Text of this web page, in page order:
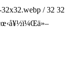
32x32.webp /32 32